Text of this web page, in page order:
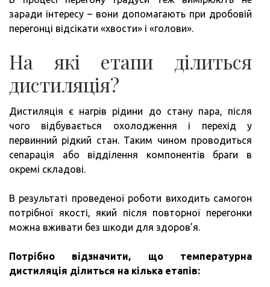
заради інтересу – вони допомагають при дробовій
перегонці відсікати «хвости» і «голови».
На які етапи ділиться
дистиляція?
Дистиляція є нагрів рідини до стану пара, після
чого відбувається охолодження і перехід у
первинний рідкий стан. Таким чином проводиться
сепарація або відділення компонентів браги в
окремі складові.
В результаті проведеної роботи виходить самогон
потрібної якості, який після повторної перегонки
можна вживати без шкоди для здоров’я.
Потрібно відзначити, що температурна
дистиляція ділиться на кілька етапів: